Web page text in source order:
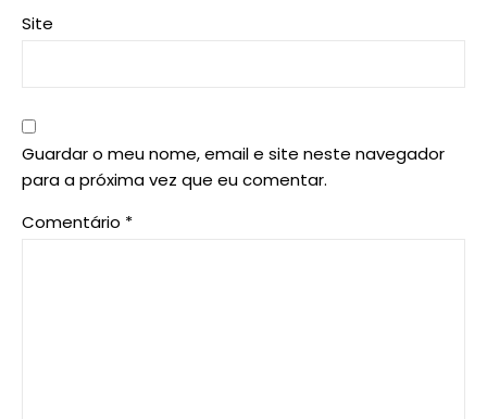
Site
Guardar o meu nome, email e site neste navegador
para a próxima vez que eu comentar.
Comentário *